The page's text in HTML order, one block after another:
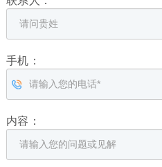
手机：
内容：